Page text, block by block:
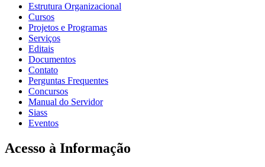
Estrutura Organizacional
Cursos
Projetos e Programas
Serviços
Editais
Documentos
Contato
Perguntas Frequentes
Concursos
Manual do Servidor
Siass
Eventos
Acesso à Informação